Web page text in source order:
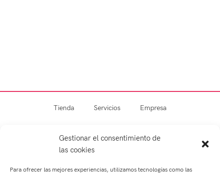
Gestionar el consentimiento de
las cookies
Para ofrecer las mejores experiencias, utilizamos tecnologías como las
Tienda Servicios Empresa